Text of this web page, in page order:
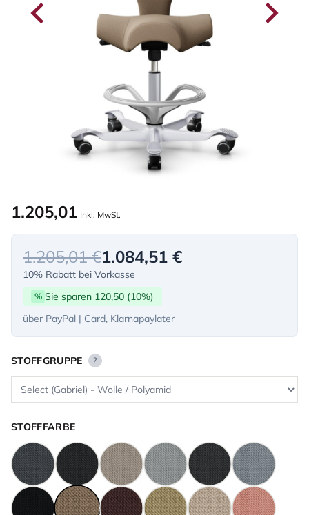
1.205,01 Inkl. MwSt.
1.205,01 €1.084,51 €
10% Rabatt bei Vorkasse
% Sie sparen 120,50 (10%)
über PayPal | Card, Klarnapaylater
STOFFGRUPPE ?
STOFFFARBE